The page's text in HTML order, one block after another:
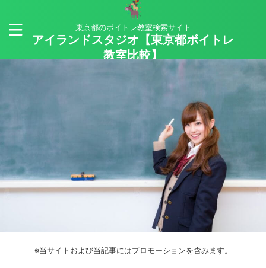
東京都のボイトレ教室検索サイト
アイランドスタジオ【東京都ボイトレ
教室比較】
※当サイトおよび当記事にはプロモーションを含みます。